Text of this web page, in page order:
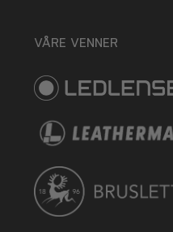
VÅRE VENNER